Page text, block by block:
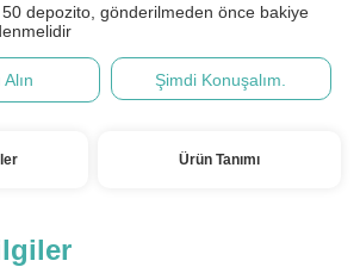
50 depozito, gönderilmeden önce bakiye
Şimdi Konuşalım.
Ürün Tanımı